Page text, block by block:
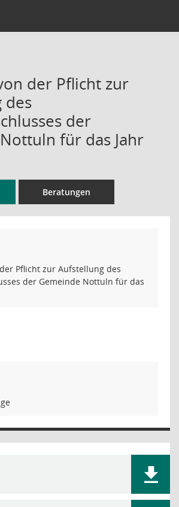
der Pflicht zur
des
der
für das Jahr
Beratungen
Pflicht zur Aufstellung des
der Gemeinde Nottuln für das